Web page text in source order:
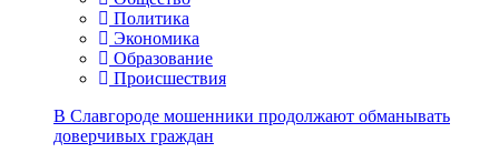
Политика
Экономика
Образование
Происшествия
В Славгороде мошенники продолжают обманывать
доверчивых граждан